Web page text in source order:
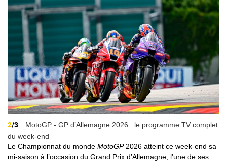
2/3
MotoGP - GP d’Allemagne 2026 : le programme TV complet
du week-end
Le Championnat du monde MotoGP2026 atteint ce week-end sa
mi-saison à l’occasion du Grand Prix d’Allemagne, l'une de ses